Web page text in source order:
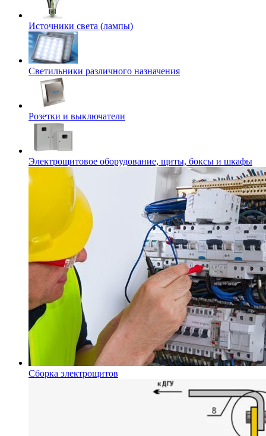
Источники света (лампы)
Светильники различного назначения
Розетки и выключатели
Электрощитовое оборудование, щиты, боксы и шкафы
Сборка электрощитов